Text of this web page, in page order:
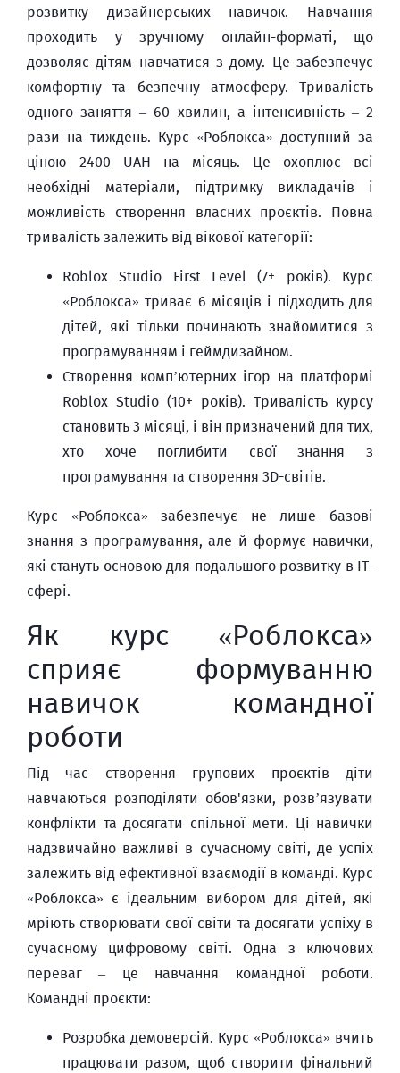
розвитку дизайнерських навичок. Навчання
проходить у зручному онлайн-форматі, що
дозволяє дітям навчатися з дому. Це забезпечує
комфортну та безпечну атмосферу. Тривалість
одного заняття – 60 хвилин, а інтенсивність – 2
рази на тиждень. Курс «Роблокса» доступний за
ціною 2400 UAH на місяць. Це охоплює всі
необхідні матеріали, підтримку викладачів і
можливість створення власних проєктів. Повна
тривалість залежить від вікової категорії:
Roblox Studio First Level (7+ років). Курс
«Роблокса» триває 6 місяців і підходить для
дітей, які тільки починають знайомитися з
програмуванням і геймдизайном.
Створення комп’ютерних ігор на платформі
Roblox Studio (10+ років). Тривалість курсу
становить 3 місяці, і він призначений для тих,
хто хоче поглибити свої знання з
програмування та створення 3D-світів.
Курс «Роблокса» забезпечує не лише базові
знання з програмування, але й формує навички,
які стануть основою для подальшого розвитку в IT-
сфері.
Як курс «Роблокса»
сприяє формуванню
навичок командної
роботи
Під час створення групових проєктів діти
навчаються розподіляти обов'язки, розв’язувати
конфлікти та досягати спільної мети. Ці навички
надзвичайно важливі в сучасному світі, де успіх
залежить від ефективної взаємодії в команді. Курс
«Роблокса» є ідеальним вибором для дітей, які
мріють створювати свої світи та досягати успіху в
сучасному цифровому світі. Одна з ключових
переваг – це навчання командної роботи.
Командні проєкти:
Розробка демоверсій. Курс «Роблокса» вчить
працювати разом, щоб створити фінальний